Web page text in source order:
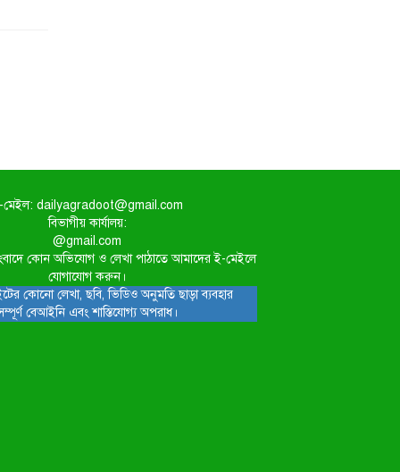
মেইল: dailyagradoot@gmail.com
বিভাগীয় কার্যালয়:
@gmail.com
কোন অভিযোগ ও লেখা পাঠাতে আমাদের ই-মেইলে
যোগাযোগ করুন।
কোনো লেখা, ছবি, ভিডিও অনুমতি ছাড়া ব্যবহার
বেআইনি এবং শাস্তিযোগ্য অপরাধ।